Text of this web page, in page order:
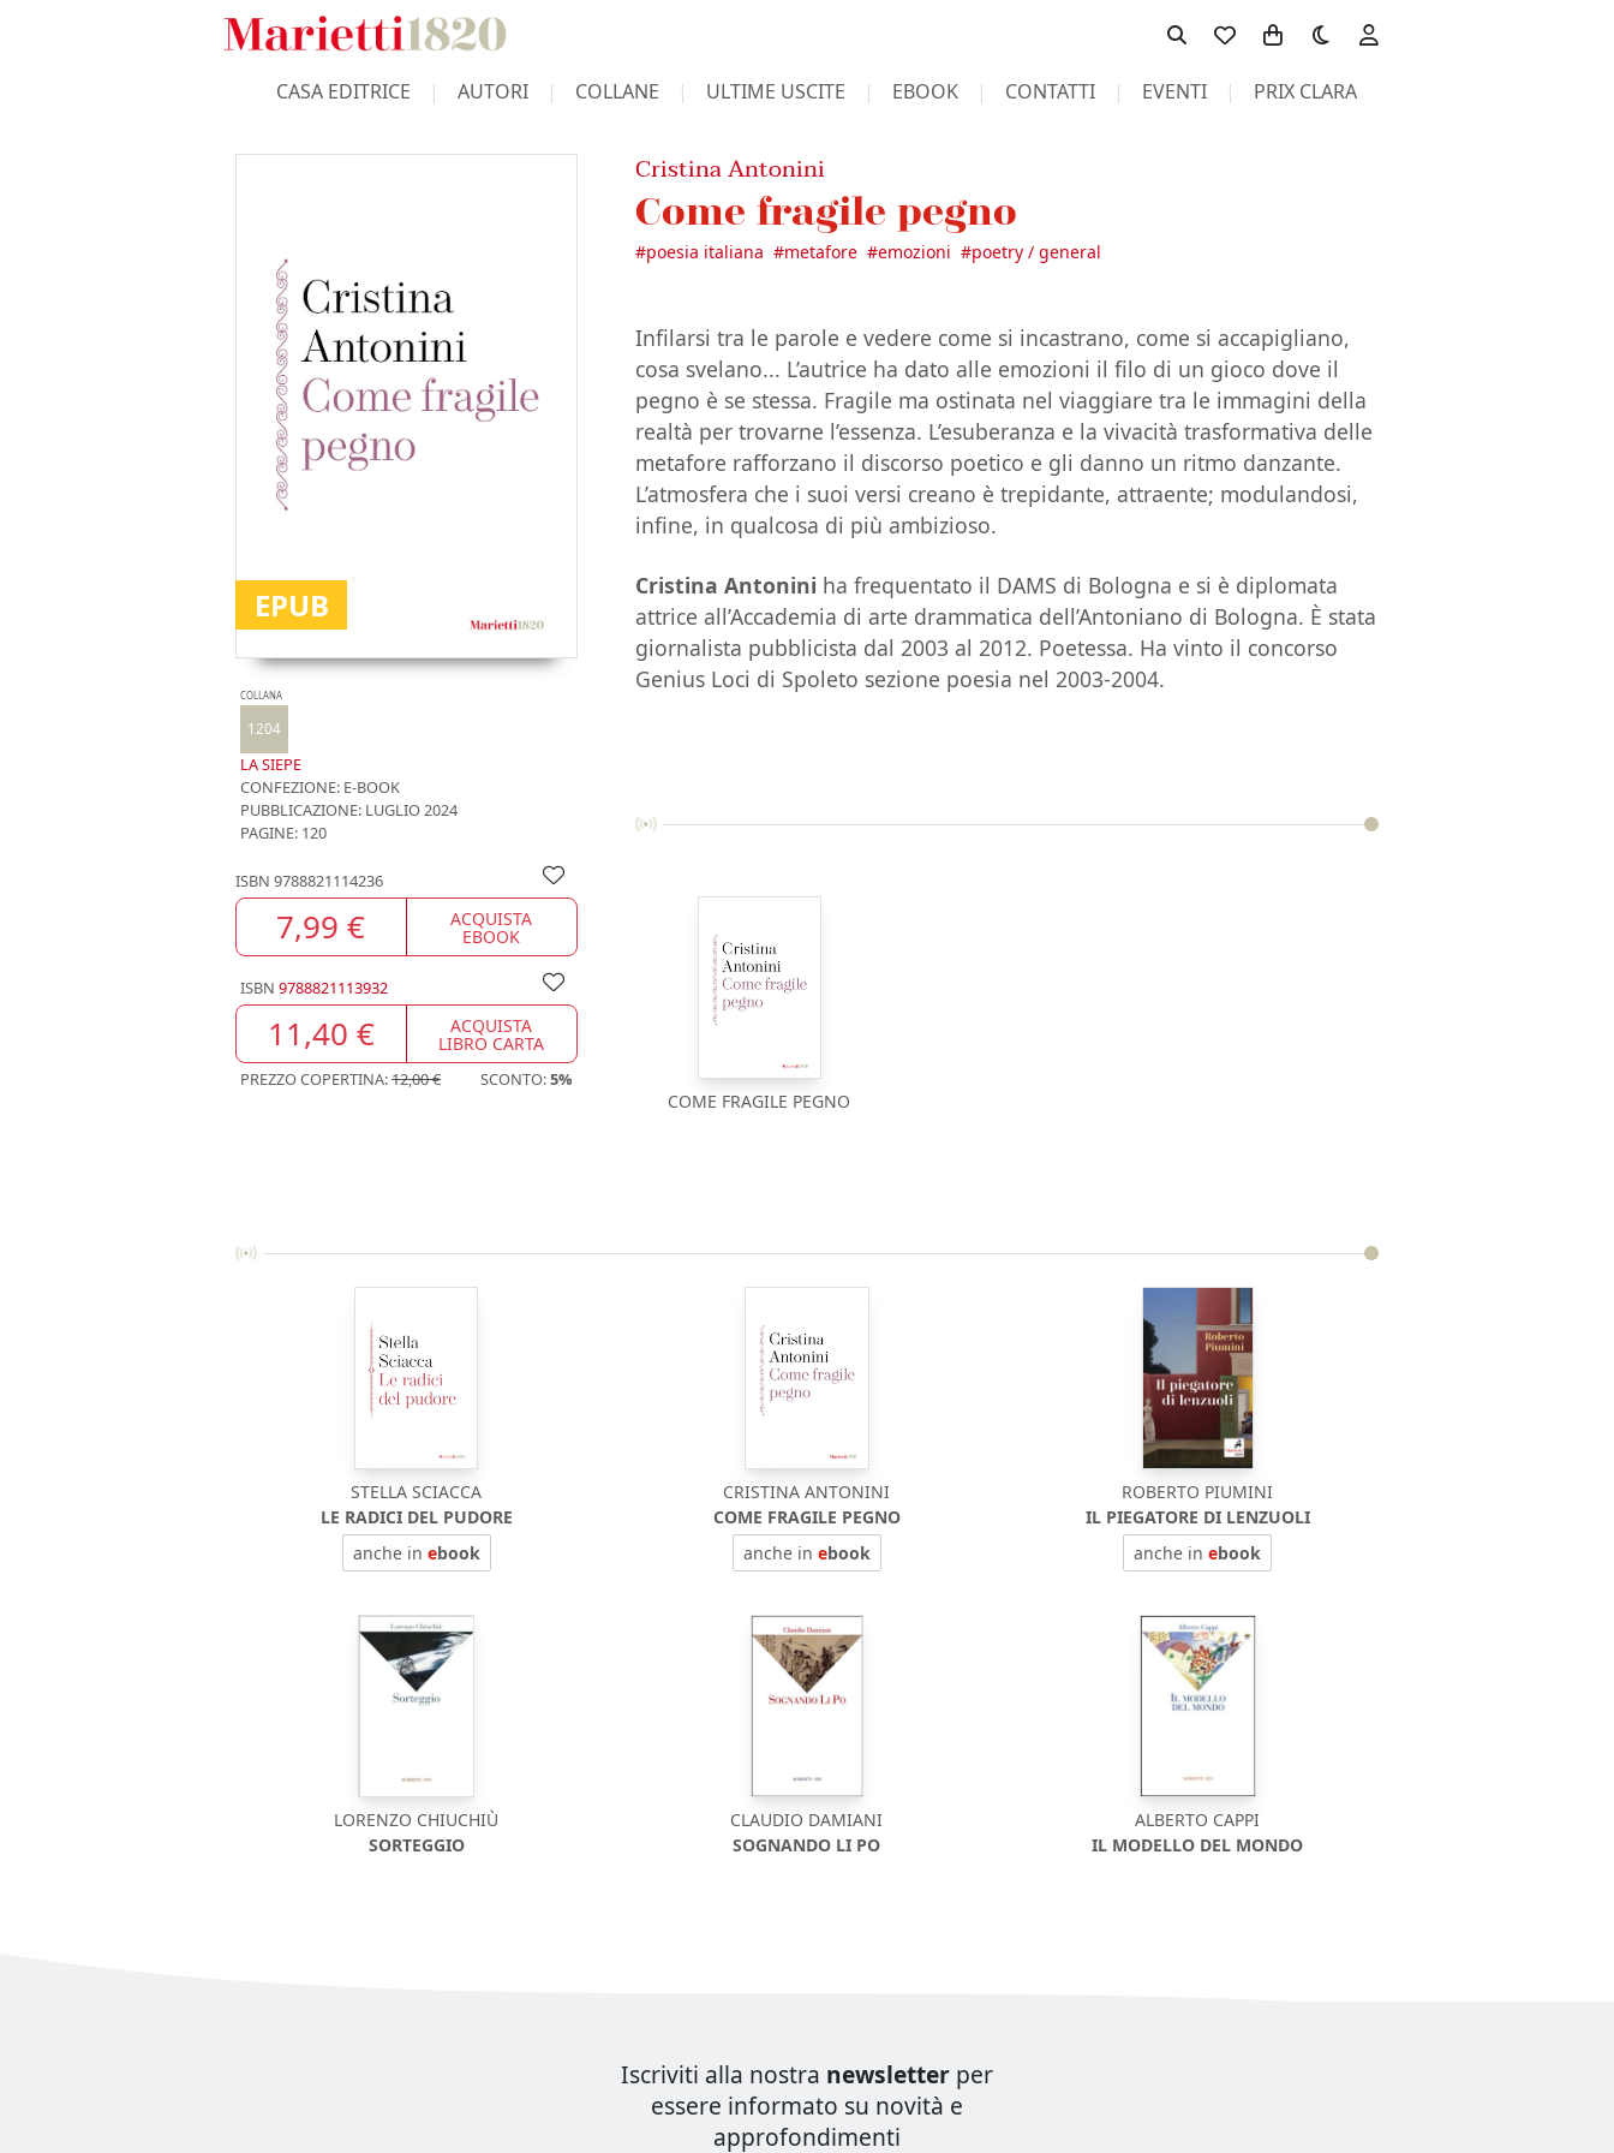
Toggle theme
CASA EDITRICE AUTORI COLLANE ULTIME USCITE EBOOK CONTATTI EVENTI PRIX CLARA
EPUB
COLLANA
1204
LA SIEPE
CONFEZIONE: E-BOOK
PUBBLICAZIONE: LUGLIO 2024
PAGINE: 120
ISBN 9788821114236
7,99 € ACQUISTA
EBOOK
ISBN 9788821113932
11,40 € ACQUISTA
LIBRO CARTA
PREZZO COPERTINA:12,00 € SCONTO:5%
Cristina Antonini
Come fragile pegno
#poesia italiana #metafore #emozioni #poetry / general
Infilarsi tra le parole e vedere come si incastrano, come si accapigliano,
cosa svelano... L’autrice ha dato alle emozioni il filo di un gioco dove il
pegno è se stessa. Fragile ma ostinata nel viaggiare tra le immagini della
realtà per trovarne l’essenza. L’esuberanza e la vivacità trasformativa delle
metafore rafforzano il discorso poetico e gli danno un ritmo danzante.
L’atmosfera che i suoi versi creano è trepidante, attraente; modulandosi,
infine, in qualcosa di più ambizioso.
Cristina Antonini ha frequentato il DAMS di Bologna e si è diplomata
attrice all’Acca­demia di arte drammatica dell’Antoniano di Bologna. È stata
giornalista pubblicista dal 2003 al 2012. Poetessa. Ha vinto il concor­so
Genius Loci di Spoleto sezione poesia nel 2003-2004.
COME FRAGILE PEGNO
STELLA SCIACCA
LE RADICI DEL PUDORE
anche in ebook
CRISTINA ANTONINI
COME FRAGILE PEGNO
anche in ebook
ROBERTO PIUMINI
IL PIEGATORE DI LENZUOLI
anche inebook
LORENZO CHIUCHIÙ
SORTEGGIO
CLAUDIO DAMIANI
SOGNANDO LI PO
ALBERTO CAPPI
IL MODELLO DEL MONDO
Iscriviti alla nostra newsletter per
essere informato su novità e
approfondimenti